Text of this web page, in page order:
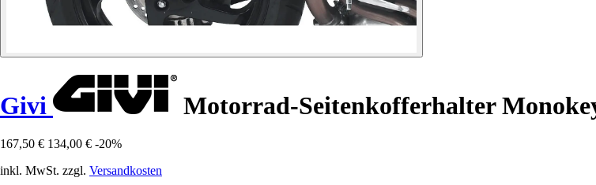
Givi Motorrad-Seitenkofferhalter
167,50 € 134,00 € -20%
inkl. MwSt. zzgl. Versandkosten